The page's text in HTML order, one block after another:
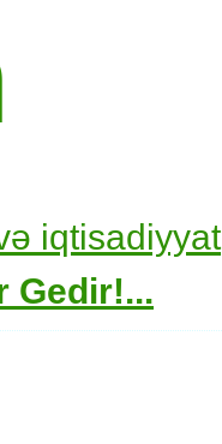
iqtisadiyyat
Gedir!...